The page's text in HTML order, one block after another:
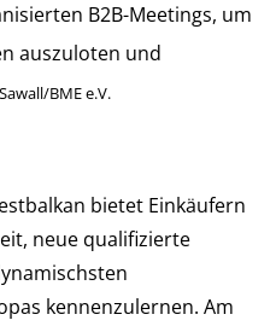
B2B-Meetings, um
auszuloten und
BME e.V.
bietet Einkäufern
neue qualifizierte
kennenzulernen. Am